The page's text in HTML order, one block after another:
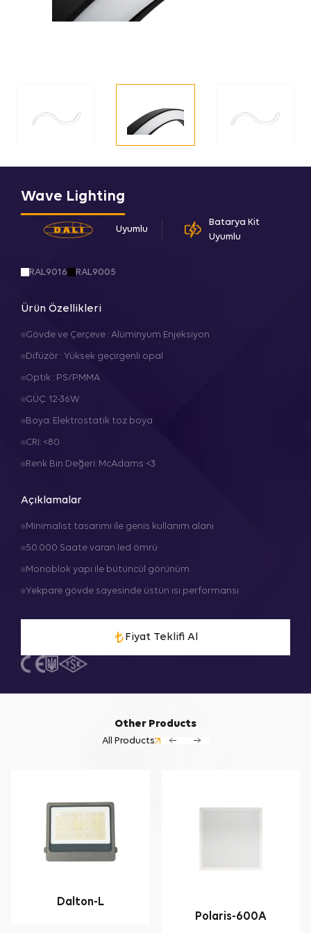
Wave Lighting
Uyumlu
Batarya Kit
Uyumlu
RAL9016 RAL9005
Ürün Özellikleri
Gövde ve Çerçeve : Alüminyum Enjeksiyon
Difüzör : Yüksek geçirgenli opal
Optik : PS/PMMA
GÜÇ: 12-36W
Boya: Elektrostatik toz boya
CRI: <80
Renk Bin Değeri: McAdams <3
Açıklamalar
Minimalist tasarımı ile genis kullanım alanı
50.000 Saate varan led ömrü
Monoblok yapı ile bütüncül görünüm
Yekpare gövde sayesinde üstün ısı performansı
Fiyat Teklifi Al
Other Products
All Products
Dalton-L
Polaris-600A